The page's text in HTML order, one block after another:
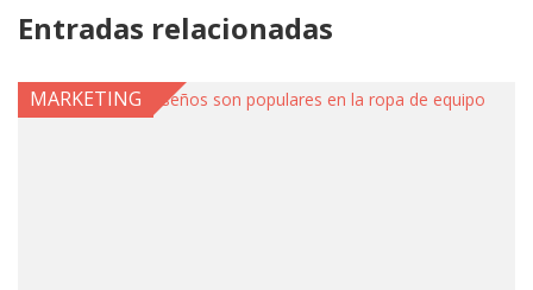
Entradas relacionadas
MARKETING